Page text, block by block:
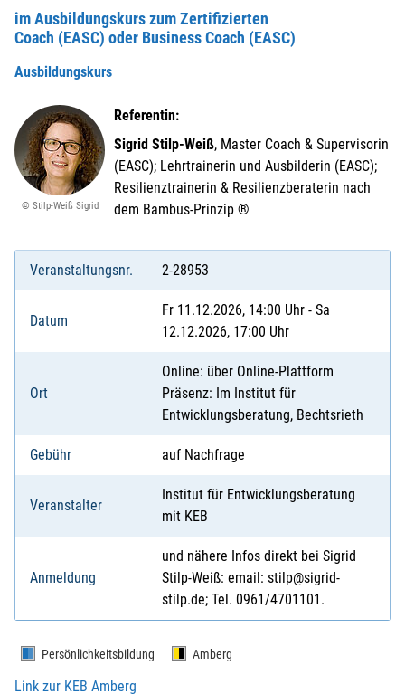
im Ausbildungskurs zum Zertifizierten
Coach (EASC) oder Business Coach (EASC)
Ausbildungskurs
© Stilp-Weiß Sigrid
Referentin:
Sigrid Stilp-Weiß, Master Coach & Supervisorin
(EASC); Lehrtrainerin und Ausbilderin (EASC);
Resilienztrainerin & Resilienzberaterin nach
dem Bambus-Prinzip ®
Veranstaltungsnr. 2-28953
Datum
Fr 11.12.2026, 14:00 Uhr - Sa
12.12.2026, 17:00 Uhr
Ort
Online: über Online-Plattform
Präsenz: Im Institut für
Entwicklungsberatung, Bechtsrieth
Gebühr auf Nachfrage
Veranstalter
Institut für Entwicklungsberatung
mit KEB
Anmeldung
und nähere Infos direkt bei Sigrid
Stilp-Weiß: email: stilp@sigrid-
stilp.de; Tel. 0961/4701101.
Persönlichkeitsbildung Amberg
Link zur KEB Amberg